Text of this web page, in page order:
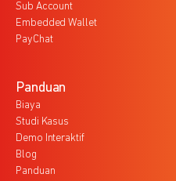
Sub Account
Embedded Wallet
PayChat
Panduan
Biaya
Studi Kasus
Demo Interaktif
Blog
Panduan